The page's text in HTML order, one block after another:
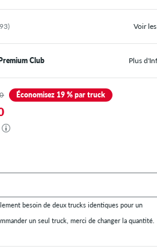
Voir
Club Plus
Économisez 19 % par truck
depuis notre entrepôt en Allemagne. Toutes les taxes et droits de
besoin de deux trucks identiques pour un
un seul truck, merci de changer la quantité.